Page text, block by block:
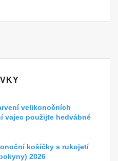
velikonočních
vajec použijte hedvábné
košíčky s rukojetí
2026